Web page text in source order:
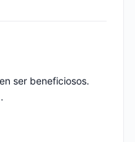
ser beneficiosos.